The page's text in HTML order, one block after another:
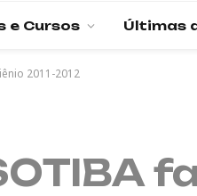
e Cursos Últimas
2011-2012